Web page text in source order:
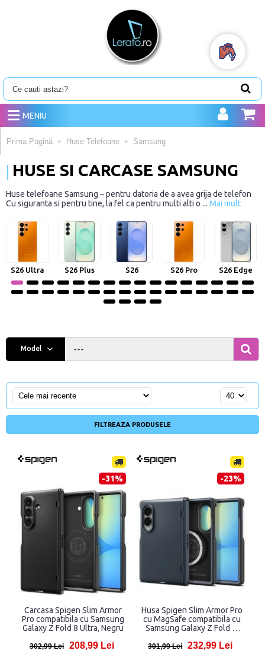
MENIU
Prima Pagină Huse Telefoane Samsung
HUSE SI CARCASE SAMSUNG
Huse telefoane Samsung – pentru datoria de a avea grija de telefon
Cu siguranta si pentru tine, la fel ca pentru multi alti o ... Mai mult
S26 Ultra S26 Plus S26 S26 Pro S26 Edge
Model ---
FILTREAZA PRODUSELE
-31%
Carcasa Spigen Slim Armor
Pro compatibila cu Samsung
Galaxy Z Fold 8 Ultra, Negru
302,99 Lei 208,99 Lei
-23%
Husa Spigen Slim Armor Pro
cu MagSafe compatibila cu
Samsung Galaxy Z Fold 8,
301,99 Lei 232,99 Lei